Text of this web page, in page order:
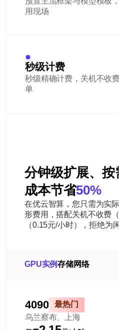
用现场
秒级计费
秒级精确计费，关机不收
单
分钟级扩展、按
成本节省50%
在优云智算，您只需为实
形费用，搭配关机不收费
（0.15元/小时），拒绝为
GPU实例存储网络
4090
最热门
乌兰察布、上海